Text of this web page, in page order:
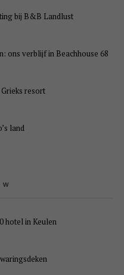
bij B&B Landlust
ons verblijf in Beachhouse 68
resort
land
hotel in Keulen